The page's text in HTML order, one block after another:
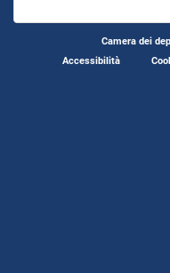
Camera dei
Accessibilità